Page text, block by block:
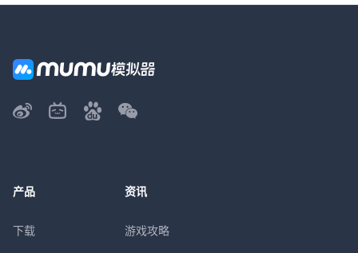
产品
下载
资讯
游戏攻略